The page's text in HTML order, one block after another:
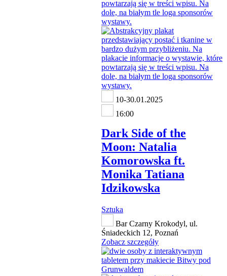
10-30.01.2025
16:00
Dark Side of the
Moon: Natalia
Komorowska ft.
Monika Tatiana
Idzikowska
Sztuka
Bar Czarny Krokodyl, ul.
Śniadeckich 12, Poznań
Zobacz szczegóły